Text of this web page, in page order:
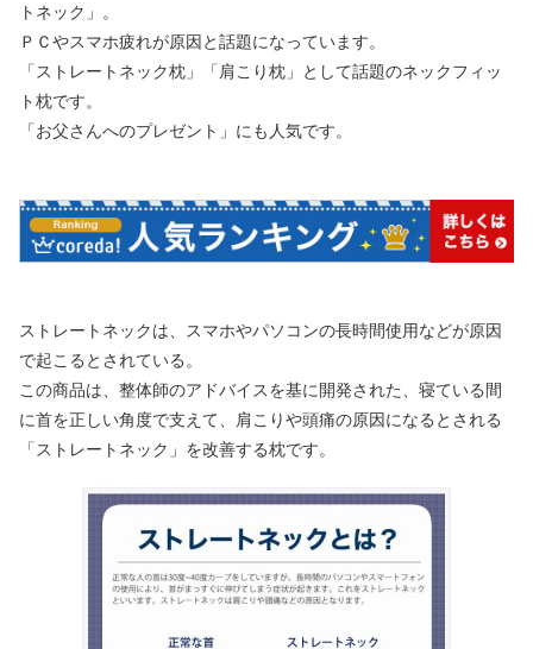
トネック」。
ＰＣやスマホ疲れが原因と話題になっています。
「ストレートネック枕」「肩こり枕」として話題のネックフィッ
ト枕です。
「お父さんへのプレゼント」にも人気です。
ストレートネックは、スマホやパソコンの長時間使用などが原因
で起こるとされている。
この商品は、整体師のアドバイスを基に開発された、寝ている間
に首を正しい角度で支えて、肩こりや頭痛の原因になるとされる
「ストレートネック」を改善する枕です。